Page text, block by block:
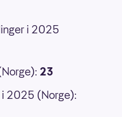
i 2025
23
2025 (Norge):